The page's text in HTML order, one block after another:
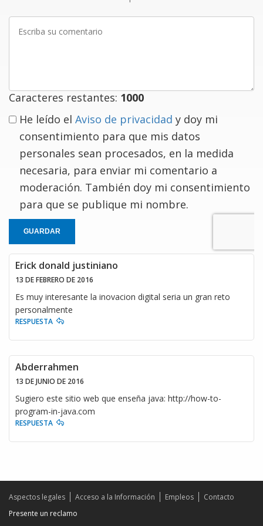
Caracteres restantes: 1000
He leído el Aviso de privacidad y doy mi
consentimiento para que mis datos
personales sean procesados, en la medida
necesaria, para enviar mi comentario a
moderación. También doy mi consentimiento
para que se publique mi nombre.
GUARDAR
Erick donald justiniano
13 DE FEBRERO DE 2016
Es muy interesante la inovacion digital seria un gran reto
personalmente
RESPUESTA
Abderrahmen
13 DE JUNIO DE 2016
Sugiero este sitio web que enseña java: http://how-to-
program-in-java.com
RESPUESTA
Aspectos legales Acceso a la Información Empleos
Contacto
Presente un reclamo